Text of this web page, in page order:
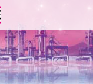
DOKUMENTATION